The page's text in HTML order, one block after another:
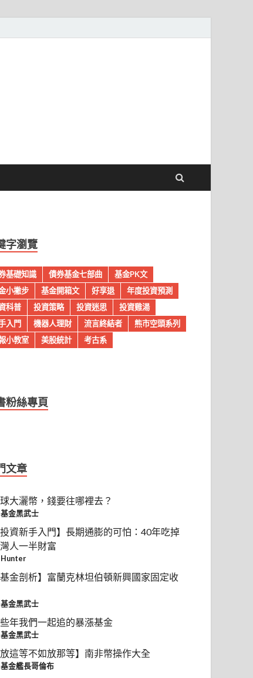
字瀏覽
基礎知識 債券基金七部曲
基金PK文
小撇步
基金開箱文 好享退
年度投資預測
科普
投資策略 投資迷思
投資雞湯
入門
機器人理財 流言終結者
熊市空頭系列
小教室
美股統計 考古系
粉絲專頁
文章
大灑幣，錢要往哪裡去？
基金黑武士
投資新手入門】長期通膨的可怕：40年吃掉
人一半財富
Hunter
基金剖析】富蘭克林坦伯頓新興國家固定收
基金黑武士
年我們一起追的暴漲基金
基金黑武士
放這等不如放那等】南非幣操作大全
基金艦長哥倫布